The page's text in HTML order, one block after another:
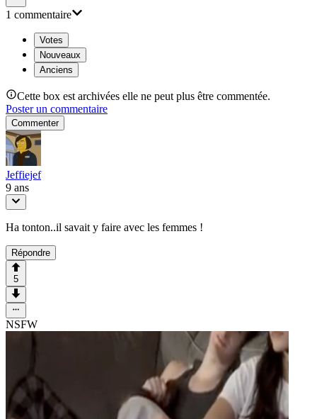
1 commentaire
Votes
Nouveaux
Anciens
Cette box est archivées elle ne peut plus être commentée.
Poster un commentaire
Commenter
Jeffiejef
9 ans
Ha tonton..il savait y faire avec les femmes !
Répondre
5
NSFW